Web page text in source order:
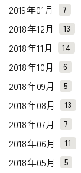
2019年01月 7
2018年12月 13
2018年11月 14
2018年10月 6
2018年09月 5
2018年08月 13
2018年07月 7
2018年06月 11
2018年05月 5